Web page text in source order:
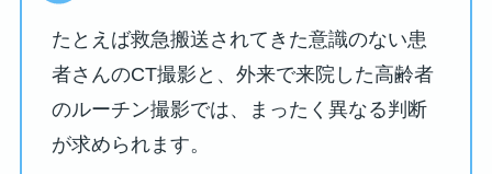
たとえば救急搬送されてきた意識のない患
者さんのCT撮影と、外来で来院した高齢者
のルーチン撮影では、まったく異なる判断
が求められます。